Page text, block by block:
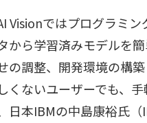
AI Visionではプログラミ
から学習済みモデルを
の調整、開発環境の構
くないユーザーでも、
日本IBMの中島康裕氏